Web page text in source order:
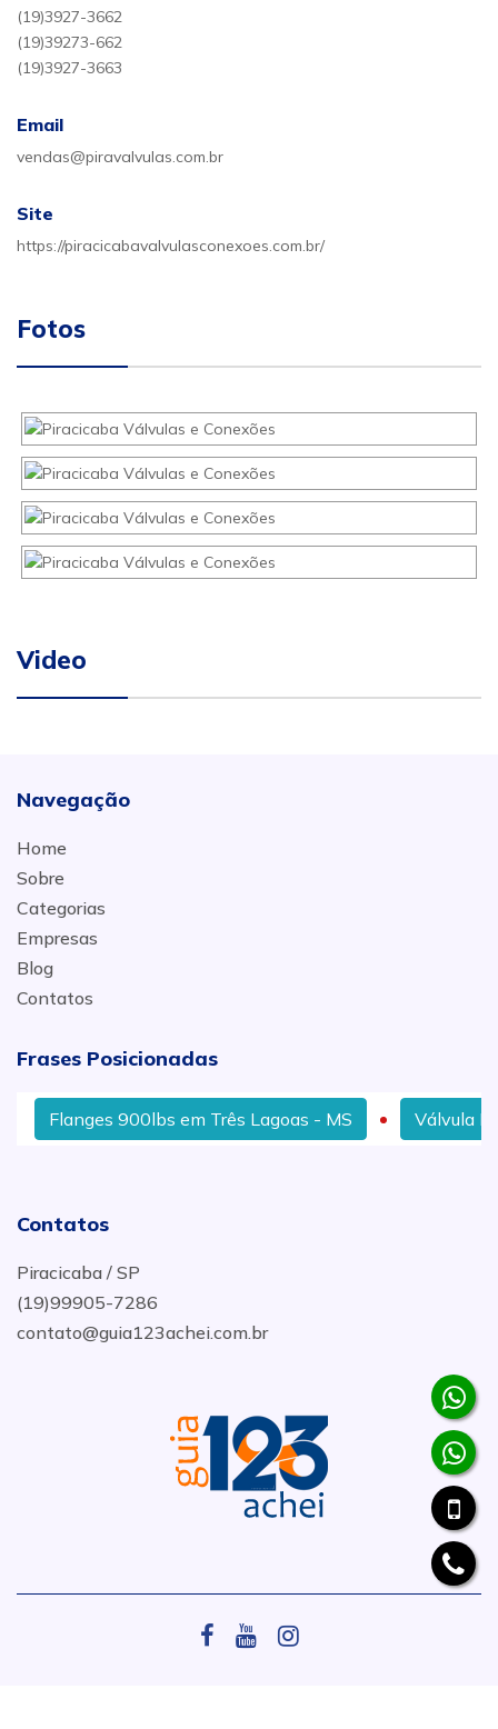
(19)3927-3662
(19)39273-662
(19)3927-3663
Email
vendas@piravalvulas.com.br
Site
https://piracicabavalvulasconexoes.com.br/
Fotos
Video
Navegação
Home
Sobre
Categorias
Empresas
Blog
Contatos
Frases Posicionadas
Flanges 900lbs em Três Lagoas - MS Válvula
Contatos
Piracicaba / SP
(19)99905-7286
contato@guia123achei.com.br